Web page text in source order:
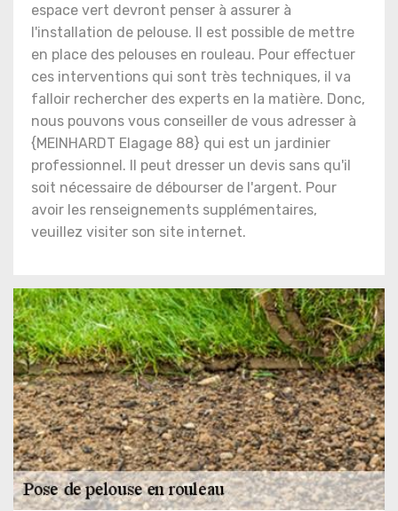
espace vert devront penser à assurer à
l'installation de pelouse. Il est possible de mettre
en place des pelouses en rouleau. Pour effectuer
ces interventions qui sont très techniques, il va
falloir rechercher des experts en la matière. Donc,
nous pouvons vous conseiller de vous adresser à
{MEINHARDT Elagage 88} qui est un jardinier
professionnel. Il peut dresser un devis sans qu'il
soit nécessaire de débourser de l'argent. Pour
avoir les renseignements supplémentaires,
veuillez visiter son site internet.